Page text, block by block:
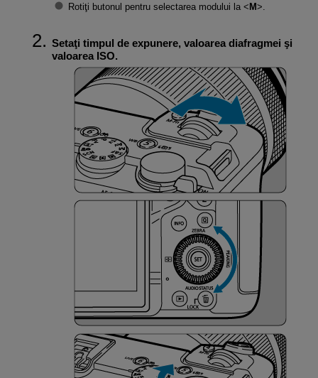
Rotiţi butonul pentru selectarea modului la M
Setaţi timpul de expunere, valoarea diafragmei şi
valoarea ISO.